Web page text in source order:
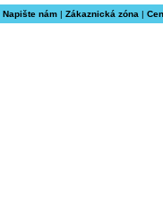
Napište nám| Zákaznická zóna |